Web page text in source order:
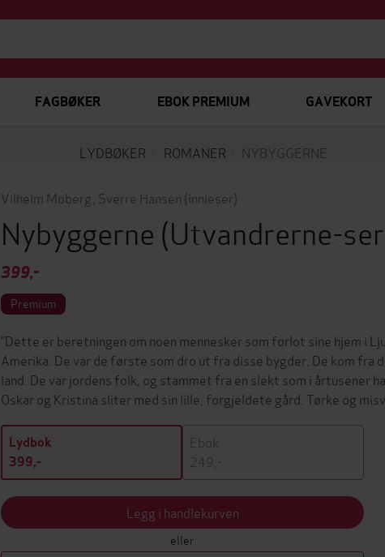
FAGBØKER EBOK PREMIUM GAVEKORT
LYDBØKER ROMANER NYBYGGERNE
Vilhelm Moberg Sverre Hansen (innleser)
Nybyggerne (Utvandrerne-
399,-
Premium
”Dette er beretningen om noen mennesker som forlot sine hjem i
Amerika. De var de første som dro ut fra disse bygder. De kom fra
land. De var jordens folk, og stammet fra en slekt som i årtusener
Oskar og Kristina sliter med sin lille, forgjeldete gård. Tørke og
Lydbok
399,-
Ebok
249,-
Legg i handlekurven
eller